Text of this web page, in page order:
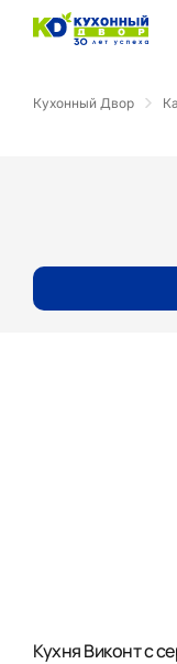
Кухонный Двор
Кухня Виконт с